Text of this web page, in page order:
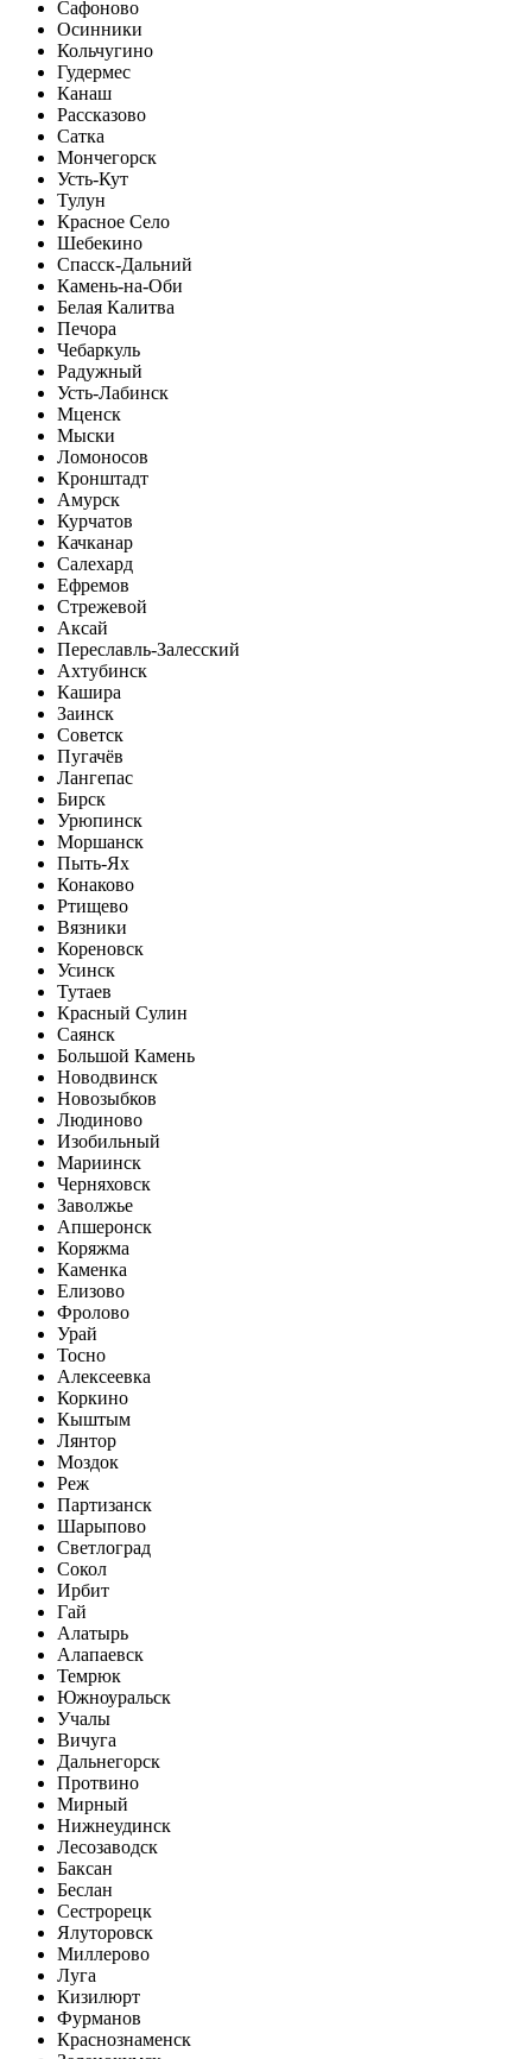
Сафоново
Осинники
Кольчугино
Гудермес
Канаш
Рассказово
Сатка
Мончегорск
Усть-Кут
Тулун
Красное Село
Шебекино
Спасск-Дальний
Камень-на-Оби
Белая Калитва
Печора
Чебаркуль
Радужный
Усть-Лабинск
Мценск
Мыски
Ломоносов
Кронштадт
Амурск
Курчатов
Качканар
Салехард
Ефремов
Стрежевой
Аксай
Переславль-Залесский
Ахтубинск
Кашира
Заинск
Советск
Пугачёв
Лангепас
Бирск
Урюпинск
Моршанск
Пыть-Ях
Конаково
Ртищево
Вязники
Кореновск
Усинск
Тутаев
Красный Сулин
Саянск
Большой Камень
Новодвинск
Новозыбков
Людиново
Изобильный
Мариинск
Черняховск
Заволжье
Апшеронск
Коряжма
Каменка
Елизово
Фролово
Урай
Тосно
Алексеевка
Коркино
Кыштым
Лянтор
Моздок
Реж
Партизанск
Шарыпово
Светлоград
Сокол
Ирбит
Гай
Алатырь
Алапаевск
Темрюк
Южноуральск
Учалы
Вичуга
Дальнегорск
Протвино
Мирный
Нижнеудинск
Лесозаводск
Баксан
Беслан
Сестрорецк
Ялуторовск
Миллерово
Луга
Кизилюрт
Фурманов
Краснознаменск